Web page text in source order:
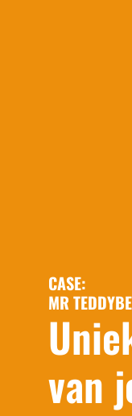
CASE:
MR
van